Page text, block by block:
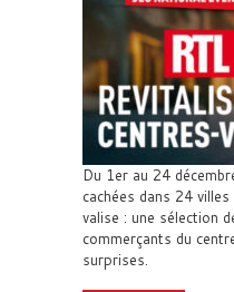
Du 1er au 24
cachées dans 24
valise : une sélection
commerçants du
surprises.